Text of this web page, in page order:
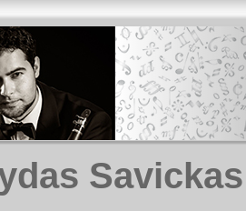
Savickas